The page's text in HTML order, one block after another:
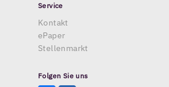
Service
Kontakt
ePaper
Stellenmarkt
Folgen Sie uns